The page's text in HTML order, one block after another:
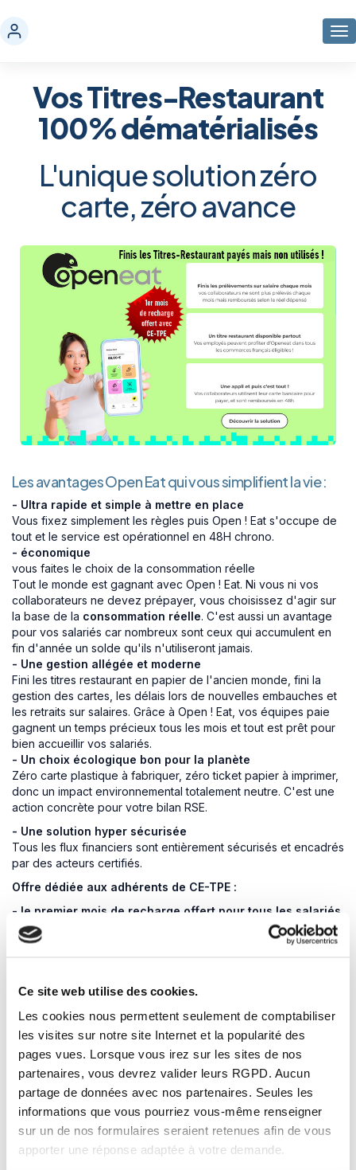
Ce site web utilise des cookies.
Les cookies nous permettent seulement de comptabiliser
les visites sur notre site Internet et la popularité des
pages vues. Lorsque vous irez sur les sites de nos
partenaires, vous devrez valider leurs RGPD. Aucun
partage de données avec nos partenaires. Seules les
informations que vous pourriez vous-même renseigner
sur un de nos formulaires seraient retenues afin de vous
apporter une réponse adaptée à votre demande.
Vos Titres-Restaurant
100% dématérialisés
L'unique solution zéro
carte, zéro avance
Les avantages Open Eat qui vous simplifient la vie :
- Ultra rapide et simple à mettre en place
Vous fixez simplement les règles puis Open ! Eat s'occupe de
tout et le service est opérationnel en 48H chrono.
- économique
vous faites le choix de la consommation réelle
Tout le monde est gagnant avec Open ! Eat. Ni vous ni vos
collaborateurs ne devez prépayer, vous choisissez d'agir sur
la base de la consommation réelle. C'est aussi un avantage
pour vos salariés car nombreux sont ceux qui accumulent en
fin d'année un solde qu'ils n'utiliseront jamais.
- Une gestion allégée et moderne
Fini les titres restaurant en papier de l'ancien monde, fini la
gestion des cartes, les délais lors de nouvelles embauches et
les retraits sur salaires. Grâce à Open ! Eat, vos équipes paie
gagnent un temps précieux tous les mois et tout est prêt pour
bien accueillir vos salariés.
- Un choix écologique bon pour la planète
Zéro carte plastique à fabriquer, zéro ticket papier à imprimer,
donc un impact environnemental totalement neutre. C'est une
action concrète pour votre bilan RSE.
- Une solution hyper sécurisée
Tous les flux financiers sont entièrement sécurisés et encadrés
par des acteurs certifiés.
Offre dédiée aux adhérents de CE-TPE :
- le premier mois de recharge offert pour tous les salariés.
Pour accéder aux offres du partenaire, connectez-vous et
votre réduction